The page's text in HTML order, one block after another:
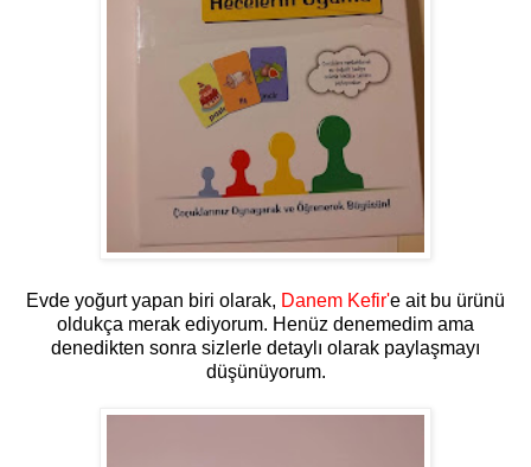
Evde yoğurt yapan biri olarak, Danem Kefir'e ait bu ürünü
oldukça merak ediyorum. Henüz denemedim ama
denedikten sonra sizlerle detaylı olarak paylaşmayı
düşünüyorum.